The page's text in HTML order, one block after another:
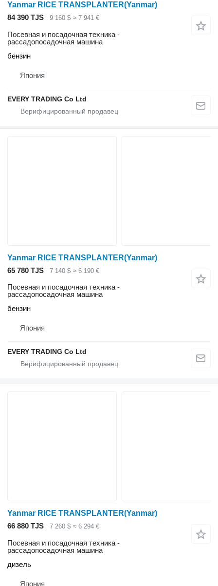
Yanmar RICE TRANSPLANTER(Yanmar)
84 390 TJS
9 160 $ ≈ 7 941 €
Посевная и посадочная техника -
рассадопосадочная машина
бензин
Япония
EVERY TRADING Co Ltd
Yanmar RICE TRANSPLANTER(Yanmar)
65 780 TJS
7 140 $ ≈ 6 190 €
Посевная и посадочная техника -
рассадопосадочная машина
бензин
Япония
EVERY TRADING Co Ltd
Yanmar RICE TRANSPLANTER(Yanmar)
66 880 TJS
7 260 $ ≈ 6 294 €
Посевная и посадочная техника -
рассадопосадочная машина
дизель
Япония